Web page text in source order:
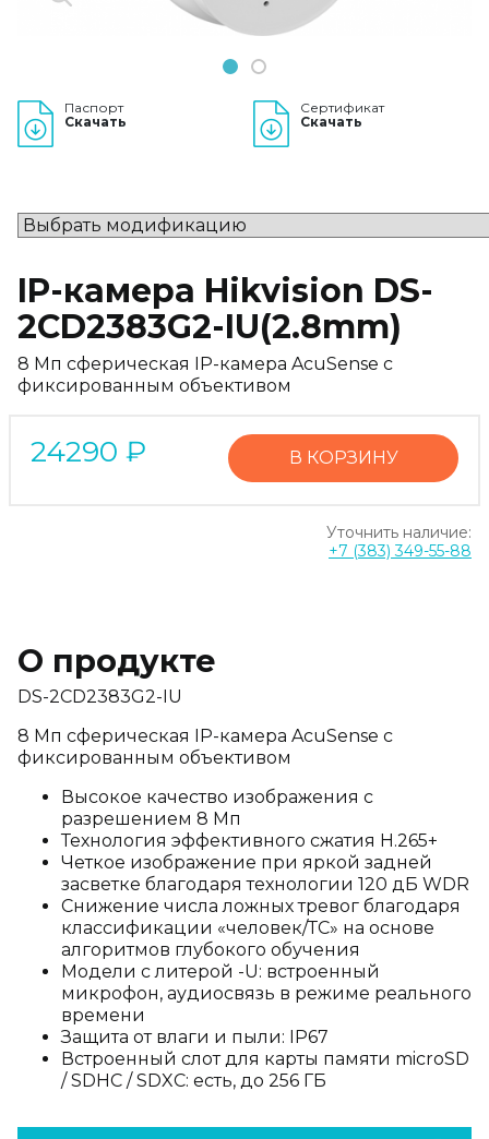
1 2
Паспорт
Скачать
Сертификат
Скачать
IP-камера Hikvision DS-
2CD2383G2-IU(2.8mm)
8 Мп сферическая IP-камера AcuSense с
фиксированным объективом
24290 ₽ В КОРЗИНУ
Уточнить наличие:
+7 (383) 349-55-88
О продукте
DS-2CD2383G2-IU
8 Мп сферическая IP-камера AcuSense с
фиксированным объективом
Высокое качество изображения с
разрешением 8 Мп
Технология эффективного сжатия H.265+
Четкое изображение при яркой задней
засветке благодаря технологии 120 дБ WDR
Снижение числа ложных тревог благодаря
классификации «человек/ТС» на основе
алгоритмов глубокого обучения
Модели с литерой -U: встроенный
микрофон, аудиосвязь в режиме реального
времени
Защита от влаги и пыли: IP67
Встроенный слот для карты памяти microSD
/ SDHC / SDXC: есть, до 256 ГБ